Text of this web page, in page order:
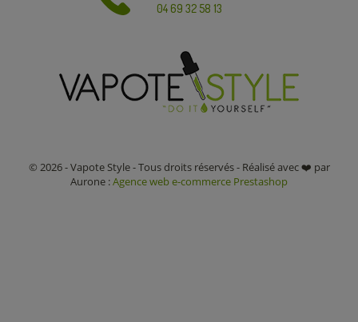
04 69 32 58 13
© 2026 - Vapote Style - Tous droits réservés - Réalisé avec ❤️ par
Aurone :Agence web e-commerce Prestashop